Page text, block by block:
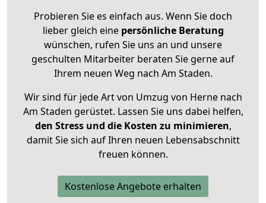
Probieren Sie es einfach aus. Wenn Sie doch
lieber gleich eine persönliche Beratung
wünschen, rufen Sie uns an und unsere
geschulten Mitarbeiter beraten Sie gerne auf
Ihrem neuen Weg nach Am Staden.
Wir sind für jede Art von Umzug von Herne nach
Am Staden gerüstet. Lassen Sie uns dabei helfen,
den Stress und die Kosten zu minimieren,
damit Sie sich auf Ihren neuen Lebensabschnitt
freuen können.
Kostenlose Angebote erhalten